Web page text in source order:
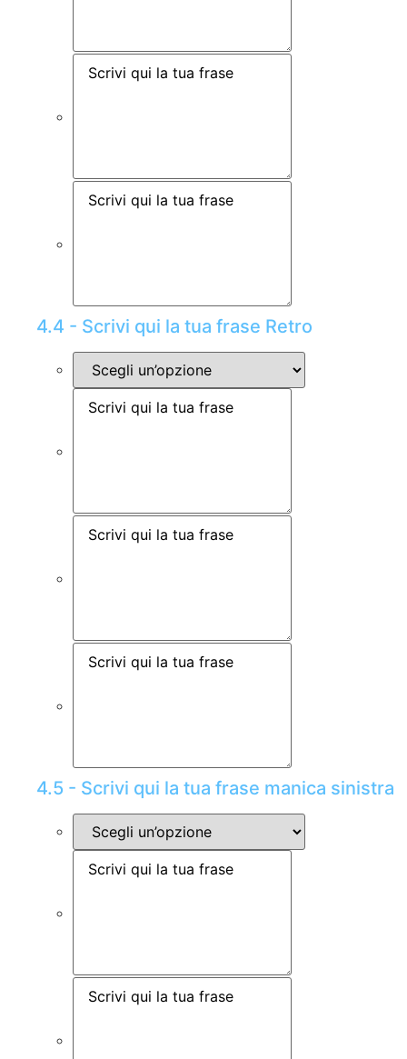
4.4 - Scrivi qui la tua frase Retro
4.5 - Scrivi qui la tua frase manica sinistra